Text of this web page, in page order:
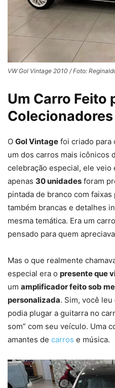
VW Gol Vintage 2010 / Foto:
Um Carro Feito
Colecionadores
O Gol Vintage foi criado para
um dos carros mais icônicos
celebração especial, ele veio
apenas 30 unidades foram
pintada de branco com
também brancas e detalhes
mesma temática. Era um
pensado para quem
Mas o que realmente
especial era o presente que
um amplificador feito sob
personalizada. Sim, você
podia plugar a guitarra no
som” com seu veículo. Uma
amantes de carros e música.